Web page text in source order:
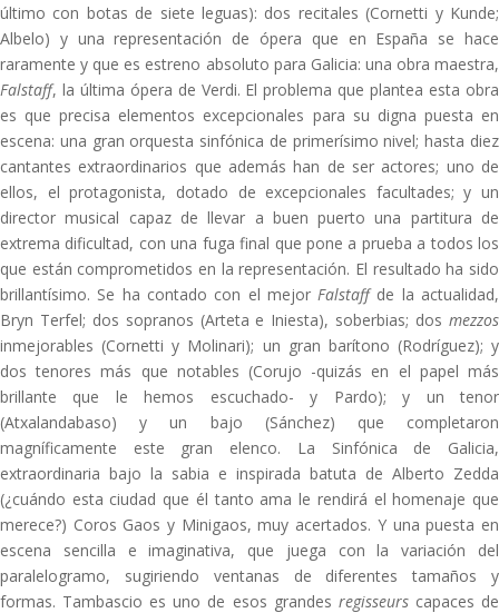
último con botas de siete leguas): dos recitales (Cornetti y Kunde;
Albelo) y una representación de ópera que en España se hace
raramente y que es estreno absoluto para Galicia: una obra maestra,
Falstaff, la última ópera de Verdi. El problema que plantea esta obra
es que precisa elementos excepcionales para su digna puesta en
escena: una gran orquesta sinfónica de primerísimo nivel; hasta diez
cantantes extraordinarios que además han de ser actores; uno de
ellos, el protagonista, dotado de excepcionales facultades; y un
director musical capaz de llevar a buen puerto una partitura de
extrema dificultad, con una fuga final que pone a prueba a todos los
que están comprometidos en la representación. El resultado ha sido
brillantísimo. Se ha contado con el mejor Falstaffde la actualidad,
Bryn Terfel; dos sopranos (Arteta e Iniesta), soberbias; dos mezzos
inmejorables (Cornetti y Molinari); un gran barítono (Rodríguez); y
dos tenores más que notables (Corujo -quizás en el papel más
brillante que le hemos escuchado- y Pardo); y un tenor
(Atxalandabaso) y un bajo (Sánchez) que completaron
magníficamente este gran elenco. La Sinfónica de Galicia,
extraordinaria bajo la sabia e inspirada batuta de Alberto Zedda
(¿cuándo esta ciudad que él tanto ama le rendirá el homenaje que
merece?) Coros Gaos y Minigaos, muy acertados. Y una puesta en
escena sencilla e imaginativa, que juega con la variación del
paralelogramo, sugiriendo ventanas de diferentes tamaños y
formas. Tambascio es uno de esos grandes regisseurscapaces de